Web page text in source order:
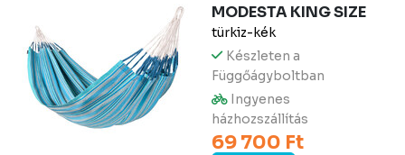
MODESTA KING SIZE
türkiz-kék
Készleten a
Függőágyboltban
Ingyenes
házhozszállítás
69 700 Ft